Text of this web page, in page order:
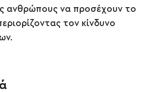
ανθρώπους να προσέχουν το
τον κίνδυνο